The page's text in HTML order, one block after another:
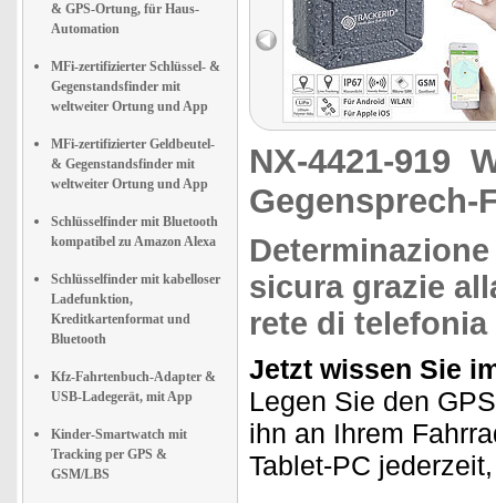
& GPS-Ortung, für Haus-
Automation
MFi-zertifizierter Schlüssel- &
Gegenstandsfinder mit
weltweiter Ortung und App
MFi-zertifizierter Geldbeutel-
& Gegenstandsfinder mit
weltweiter Ortung und App
Schlüsselfinder mit Bluetooth
kompatibel zu Amazon Alexa
Schlüsselfinder mit kabelloser
Ladefunktion,
Kreditkartenformat und
Bluetooth
Kfz-Fahrtenbuch-Adapter &
USB-Ladegerät, mit App
Kinder-Smartwatch mit
Tracking per GPS &
GSM/LBS
NX-4421-919
Gegensprech-
sicura grazie
rete di
Jetzt wissen Sie
Legen Sie den
ihn an Ihrem
Tablet-PC